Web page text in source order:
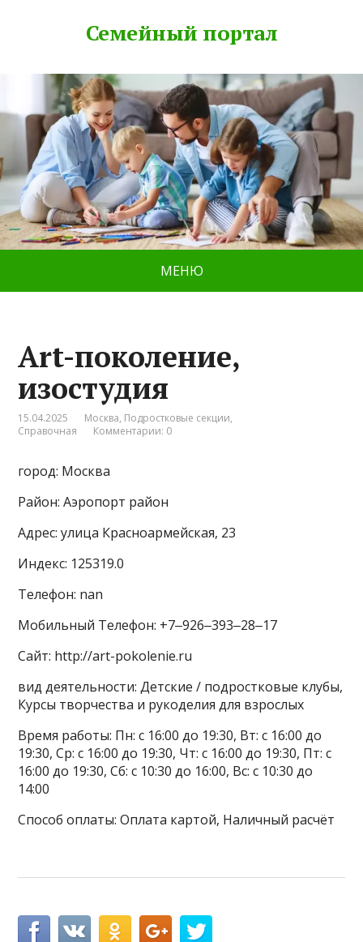
Семейный портал
МЕНЮ
Art-поколение,
изостудия
15.04.2025 Москва, Подростковые секции,
Справочная
Комментарии: 0
город: Москва
Район: Аэропорт район
Адрес: улица Красноармейская, 23
Индекс: 125319.0
Телефон: nan
Мобильный Телефон: +7‒926‒393‒28‒17
Сайт: http://art-pokolenie.ru
вид деятельности: Детские / подростковые клубы,
Курсы творчества и рукоделия для взрослых
Время работы: Пн: с 16:00 до 19:30, Вт: с 16:00 до
19:30, Ср: с 16:00 до 19:30, Чт: с 16:00 до 19:30, Пт: с
16:00 до 19:30, Сб: с 10:30 до 16:00, Вс: с 10:30 до
14:00
Способ оплаты: Оплата картой, Наличный расчёт